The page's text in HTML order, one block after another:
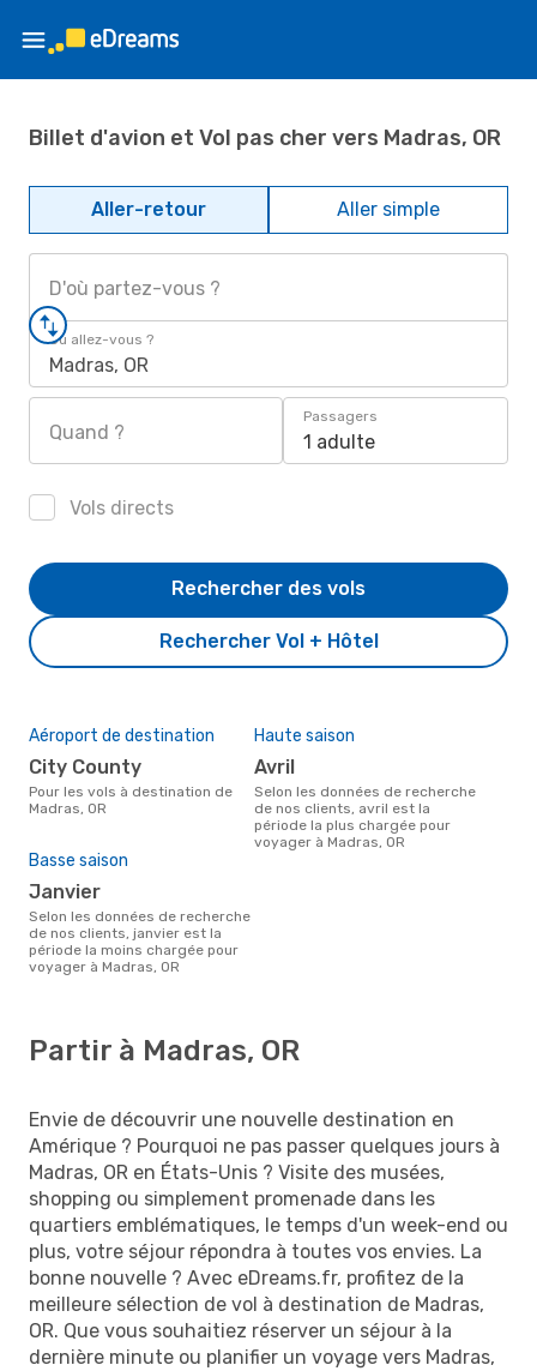
Billet d'avion et Vol pas cher vers Madras, OR
Aller-retour Aller simple
D'où partez-vous ?
Où allez-vous ?
Madras, OR
Quand ?
Passagers
1 adulte
Vols directs
Rechercher Vol + Hôtel
Rechercher des vols
Aéroport de destination
City County
Pour les vols à destination de
Madras, OR
Haute saison
avril
Selon les données de recherche
de nos clients, avril est la
période la plus chargée pour
voyager à Madras, OR
Basse saison
janvier
Selon les données de recherche
de nos clients, janvier est la
période la moins chargée pour
voyager à Madras, OR
Partir à Madras, OR
Envie de découvrir une nouvelle destination en
Amérique ? Pourquoi ne pas passer quelques jours à
Madras, OR en États-Unis ? Visite des musées,
shopping ou simplement promenade dans les
quartiers emblématiques, le temps d'un week-end ou
plus, votre séjour répondra à toutes vos envies. La
bonne nouvelle ? Avec eDreams.fr, profitez de la
meilleure sélection de vol à destination de Madras,
OR. Que vous souhaitiez réserver un séjour à la
dernière minute ou planifier un voyage vers Madras,